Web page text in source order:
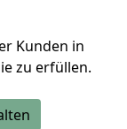
Kunden in
zu erfüllen.